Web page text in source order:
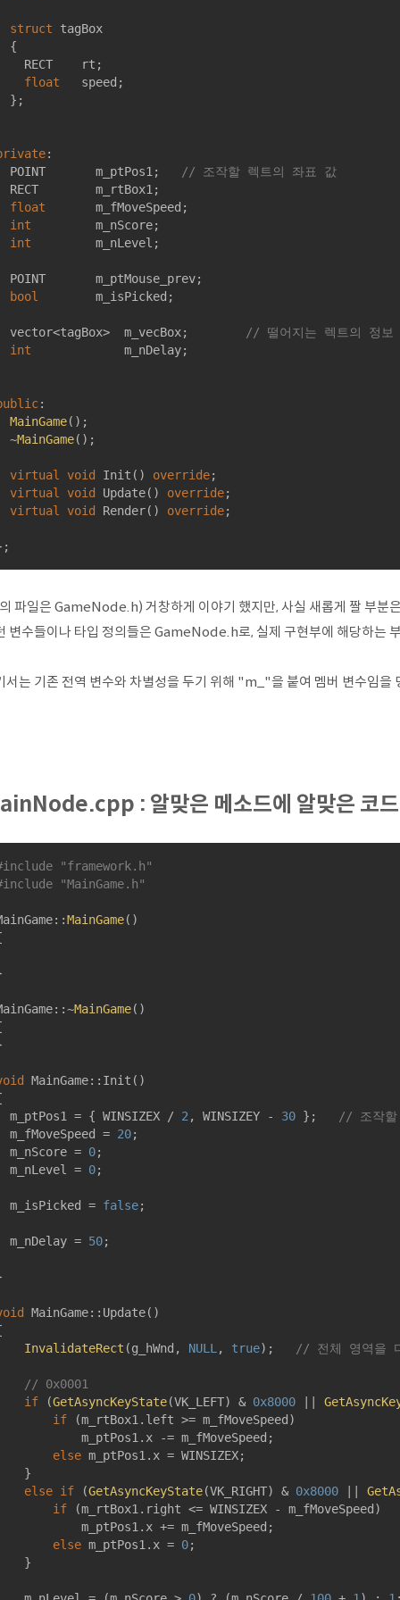
struct
tagBox
	{
float
   speed;
:
	POINT       m_ptPos1;
// 조작할 렉트의 좌표 값
RECT
float
       m_fMoveSpeed;
int
         m_nScore;
int
         m_nLevel;
bool
        m_isPicked;
	vector<tagBox>	m_vecBox;
// 떨어지는 렉트의 정보
int
             m_nDelay;
:
MainGame();
	~
MainGame();
virtual void Init () override;
virtual
void Update() override;
virtual
void Render() override;
파일은 GameNode.h) 거창하게 이야기 했지만, 사실 새롭게 짤 부
변수들이나 타입 정의들은 GameNode.h로, 실제 구현부에 해당하는
서는 기존 전역 변수와 차별성을 두기 위해 "m_"을 붙여 멤버 변수임을
: 알맞은 메소드에 알맞은 코드
include
"framework.h"
include "MainGame.h"
MainGame()
MainGame()
MainGame::Init ()
	m_ptPos1 = { WINSIZEX /
2 , WINSIZEY - 30 };
// 조작할
	m_fMoveSpeed =
20;
	m_nScore =
0;
	m_nLevel =
0;
	m_isPicked =
false;
	m_nDelay =
50;
MainGame::Update()
InvalidateRect (g_hWnd, NULL , true); // 전체 영역을
// 0x0001
if (GetAsyncKeyState(VK_LEFT) & 0x8000 ||
if (m_rtBox1.left >= m_fMoveSpeed)
m_ptPos1.x -= m_fMoveSpeed;
else m_ptPos1.x = WINSIZEX;
}
else if (GetAsyncKeyState(VK_RIGHT) & 0x8000 ||
if (m_rtBox1.right <= WINSIZEX - m_fMoveSpeed)
m_ptPos1.x += m_fMoveSpeed;
else m_ptPos1.x = 0;
}